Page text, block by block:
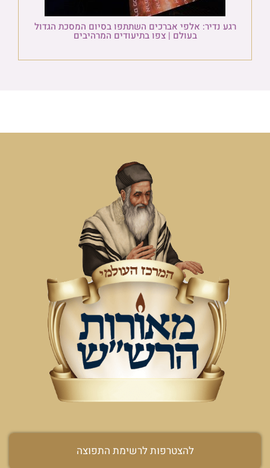
רגע נדיר: אלפי אברכים השתתפו בסיום המסכת הגדול
בעולם | צפו בתיעודים המרהיבים
להצטרפות לרשימת התפוצה